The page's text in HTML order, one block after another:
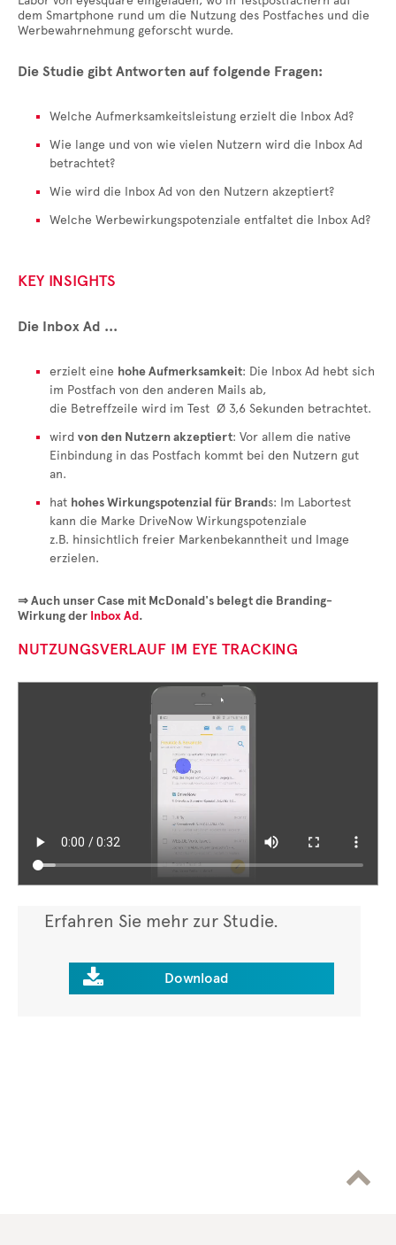
dem Smartphone rund um die Nutzung des Postfaches und die
Werbewahrnehmung geforscht wurde.
Die Studie gibt Antworten auf folgende Fragen:
Welche Aufmerksamkeitsleistung erzielt die Inbox Ad?
Wie lange und von wie vielen Nutzern wird die Inbox Ad
betrachtet?
Wie wird die Inbox Ad von den Nutzern akzeptiert?
Welche Werbewirkungspotenziale entfaltet die Inbox Ad?
KEY INSIGHTS
Die Inbox Ad ...
erzielt eine hohe Aufmerksamkeit: Die Inbox Ad hebt sich
im Postfach von den anderen Mails ab,
die Betreffzeile wird im Test Ø 3,6 Sekunden betrachtet.
wird von den Nutzern akzeptiert: Vor allem die native
Einbindung in das Postfach kommt bei den Nutzern gut
an.
hat hohes Wirkungspotenzial für Brands: Im Labortest
kann die Marke DriveNow Wirkungspotenziale
z.B. hinsichtlich freier Markenbekanntheit und Image
erzielen.
⇒ Auch unser Case mit McDonald's belegt die Branding-
Wirkung der Inbox Ad.
NUTZUNGSVERLAUF IM EYE TRACKING
Erfahren Sie mehr zur Studie.
 Download
